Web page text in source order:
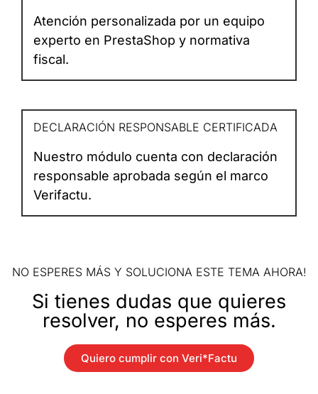
Atención personalizada por un equipo
experto en PrestaShop y normativa
fiscal.
DECLARACIÓN RESPONSABLE CERTIFICADA
Nuestro módulo cuenta con declaración
responsable aprobada según el marco
Verifactu.
NO ESPERES MÁS Y SOLUCIONA ESTE TEMA AHORA!
Si tienes dudas que quieres
resolver, no esperes más.
Quiero cumplir con Veri*Factu